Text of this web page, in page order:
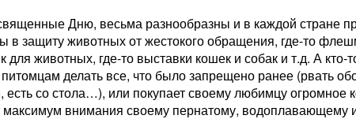
Дню, весьма разнообразны и в каждой стране
в защиту животных от жестокого обращения, где-то
для животных, где-то выставки кошек и собак и т.д. А кто-
делать все, что было запрещено ранее (рвать
со стола…), или покупает своему любимцу огромное
максимум внимания своему пернатому, водоплавающему